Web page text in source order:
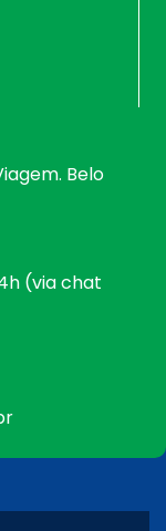
Belo
(via chat